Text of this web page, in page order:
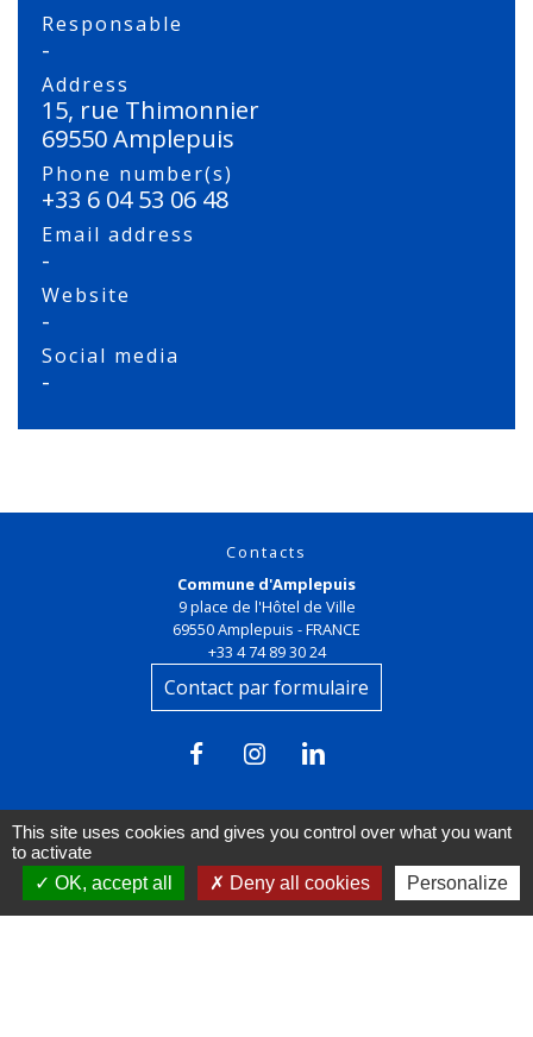
Responsable
-
Address
15, rue Thimonnier
69550 Amplepuis
Phone number(s)
+33 6 04 53 06 48
Email address
-
Website
-
Social media
-
Contacts
Commune d'Amplepuis
9 place de l'Hôtel de Ville
69550 Amplepuis - FRANCE
+33 4 74 89 30 24
Contact par formulaire
Liens
This site uses cookies and gives you control over what you want
to activate
OK, accept all
Deny all cookies Personalize